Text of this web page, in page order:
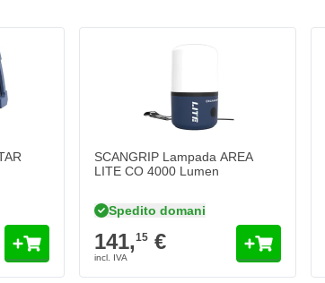
2-in-1 in cui la luce
l'intera area di lavoro,
l'uso a grande distanza! Il
una comoda cinghia che può
in testa per ore! Ciò
una lampada a LED
SCANGRIP Lampada AREA
LITE CO 4000 Lumen
Spedito domani
141,15 €